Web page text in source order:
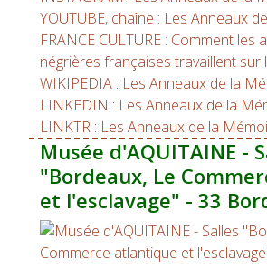
YOUTUBE, chaîne : Les Anneaux
FRANCE CULTURE : Comment les
négrières françaises travaillent sur
WIKIPEDIA : Les Anneaux de la
LINKEDIN : Les Anneaux de la
LINKTR : Les Anneaux de la
Musée d'AQUITAINE -
"Bordeaux, Le
et l'esclavage" - 33